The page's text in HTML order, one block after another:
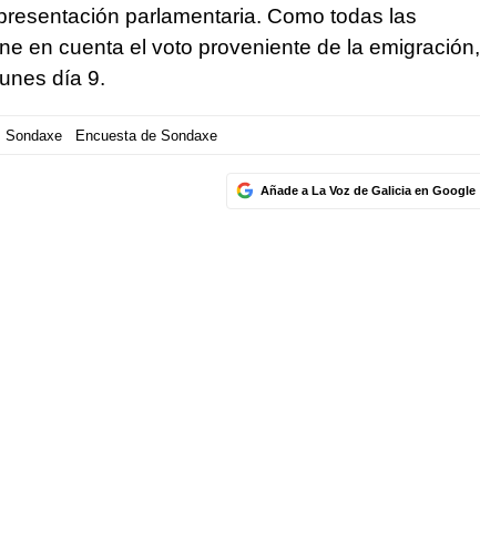
parlamentaria. Como todas las
en cuenta el voto proveniente de la emigración,
día 9.
Sondaxe Encuesta de Sondaxe
Añade a La Voz de Galicia en Google